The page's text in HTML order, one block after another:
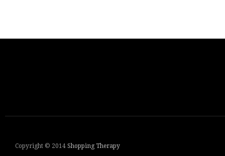
Copyright © 2014 Shopping Therapy